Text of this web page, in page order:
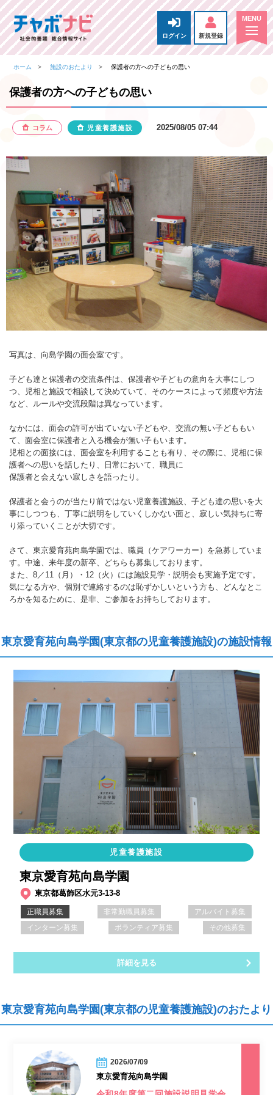
ログイン 新規登録
ホーム 施設のおたより 保護者の方への子どもの思い
保護者の方への子どもの思い
コラム 児童養護施設 2025/08/05 07:44
写真は、向島学園の面会室です。
子ども達と保護者の交流条件は、保護者や子どもの意向を大事にしつ
つ、児相と施設で相談して決めていて、そのケースによって頻度や方法
など、ルールや交流段階は異なっています。
なかには、面会の許可が出ていない子どもや、交流の無い子どももい
て、面会室に保護者と入る機会が無い子もいます。
児相との面接には、面会室を利用することも有り、その際に、児相に保
護者への思いを話したり、日常において、職員に
保護者と会えない寂しさを語ったり。
保護者と会うのが当たり前ではない児童養護施設、子ども達の思いを大
事にしつつも、丁寧に説明をしていくしかない面と、寂しい気持ちに寄
り添っていくことが大切です。
さて、東京愛育苑向島学園では、職員（ケアワーカー）を急募していま
す。中途、来年度の新卒、どちらも募集しております。
また、8／11（月）・12（火）には施設見学・説明会も実施予定です。
気になる方や、個別で連絡するのは恥ずかしいという方も、どんなとこ
ろかを知るために、是非、ご参加をお持ちしております。
東京愛育苑向島学園(東京都の児童養護施設)の施設情報
児童養護施設
東京愛育苑向島学園
東京都葛飾区水元3-13-8
正職員募集 非常勤職員募集
アルバイト募集
インターン募集
ボランティア募集 その他募集
詳細を見る
東京愛育苑向島学園(東京都の児童養護施設)のおたより
2026/07/09
東京愛育苑向島学園